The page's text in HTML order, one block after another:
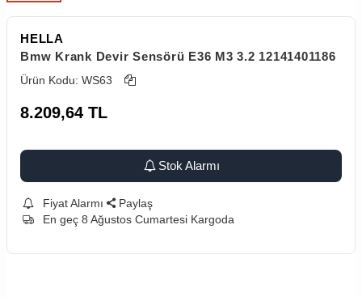
HELLA
Bmw Krank Devir Sensörü E36 M3 3.2 12141401186
Ürün Kodu: WS63
8.209,64 TL
Stok Alarmı
Fiyat Alarmı
Paylaş
En geç 8 Ağustos Cumartesi Kargoda